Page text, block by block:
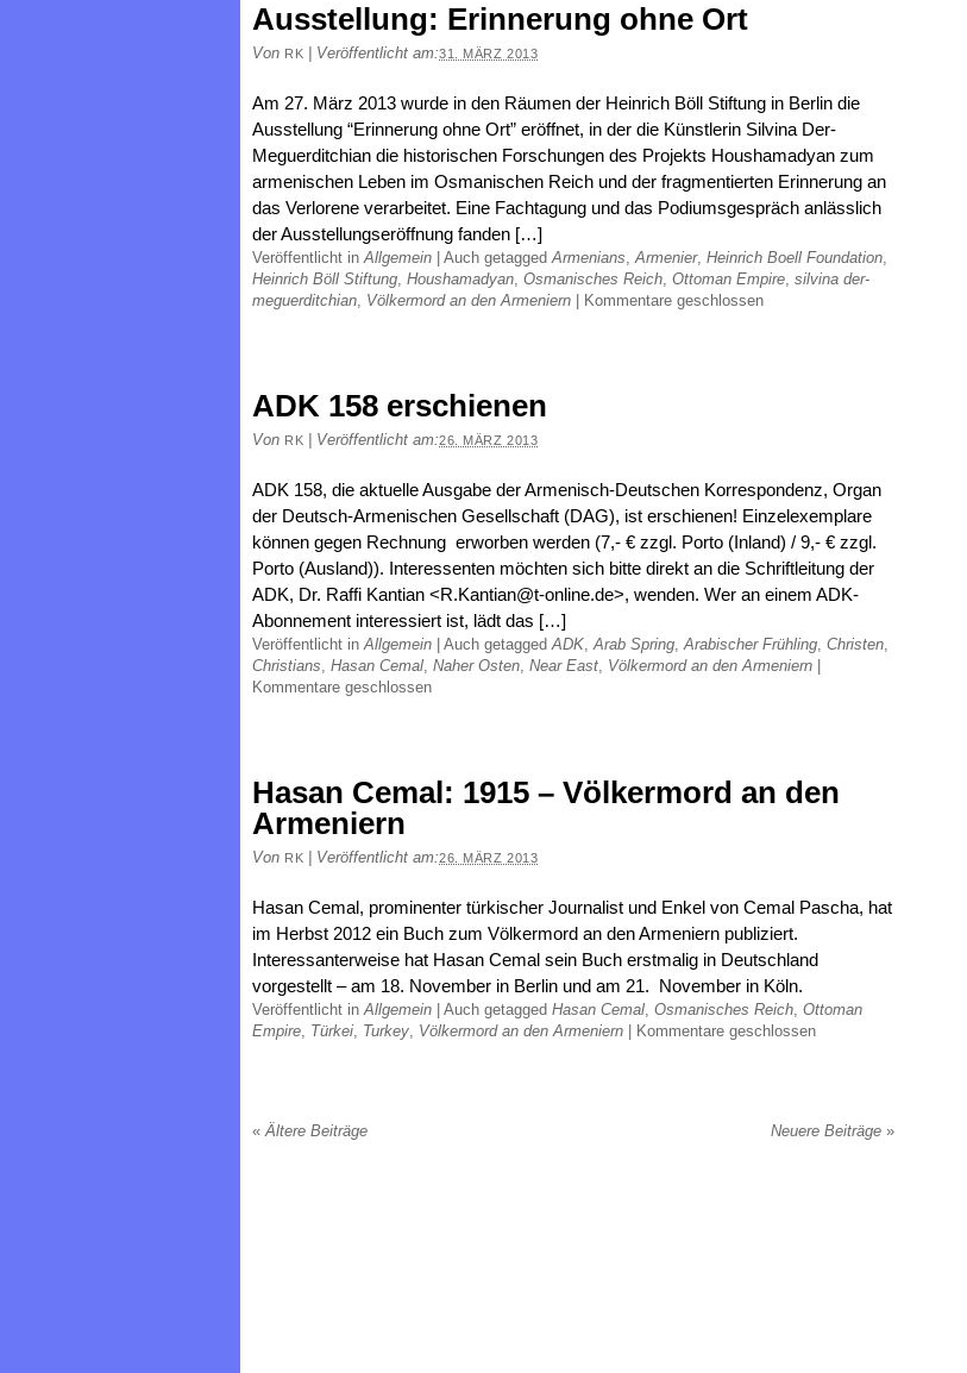
Ausstellung: Erinnerung ohne Ort
Von RK Veröffentlicht am:31. MÄRZ 2013
Am 27. März 2013 wurde in den Räumen der Heinrich Böll Stiftung in Berlin die
Ausstellung “Erinnerung ohne Ort” eröffnet, in der die Künstlerin Silvina Der-
Meguerditchian die historischen Forschungen des Projekts Houshamadyan zum
armenischen Leben im Osmanischen Reich und der fragmentierten Erinnerung an
das Verlorene verarbeitet. Eine Fachtagung und das Podiumsgespräch anlässlich
der Ausstellungseröffnung fanden […]
Veröffentlicht inAllgemein Auch getaggedArmenians,Armenier, Heinrich Boell Foundation,
Heinrich Böll Stiftung, Houshamadyan, Osmanisches Reich, Ottoman Empire, silvina der-
meguerditchian, Völkermord an den Armeniern Kommentare geschlossen
ADK 158 erschienen
Von RK Veröffentlicht am:26. MÄRZ 2013
ADK 158, die aktuelle Ausgabe der Armenisch-Deutschen Korrespondenz, Organ
der Deutsch-Armenischen Gesellschaft (DAG), ist erschienen! Einzelexemplare
können gegen Rechnung erworben werden (7,- € zzgl. Porto (Inland) / 9,- € zzgl.
Porto (Ausland)). Interessenten möchten sich bitte direkt an die Schriftleitung der
ADK, Dr. Raffi Kantian <R.Kantian@t-online.de>, wenden. Wer an einem ADK-
Abonnement interessiert ist, lädt das […]
Veröffentlicht inAllgemein Auch getaggedADK,Arab Spring,Arabischer Frühling, Christen,
Christians, Hasan Cemal, Naher Osten, Near East, Völkermord an den Armeniern
Kommentare geschlossen
Hasan Cemal: 1915 – Völkermord an den
Armeniern
Von RK Veröffentlicht am:26. MÄRZ 2013
Hasan Cemal, prominenter türkischer Journalist und Enkel von Cemal Pascha, hat
im Herbst 2012 ein Buch zum Völkermord an den Armeniern publiziert.
Interessanterweise hat Hasan Cemal sein Buch erstmalig in Deutschland
vorgestellt – am 18. November in Berlin und am 21. November in Köln.
Veröffentlicht inAllgemein Auch getagged Hasan Cemal, Osmanisches Reich, Ottoman
Empire, Türkei, Turkey, Völkermord an den Armeniern Kommentare geschlossen
« Ältere Beiträge Neuere Beiträge »